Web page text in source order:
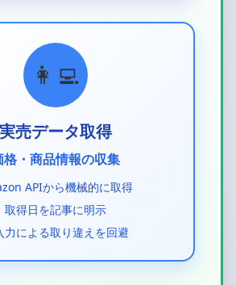
👩‍💻
実売データ取得
格・商品情報の収集
APIから機械的に取得
取得日を記事に明示
力による取り違えを回避